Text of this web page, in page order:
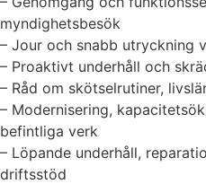
myndighetsbesök
– Jour och snabb utryckning
– Proaktivt underhåll och
– Råd om skötselrutiner,
– Modernisering,
befintliga verk
– Löpande underhåll,
driftsstöd